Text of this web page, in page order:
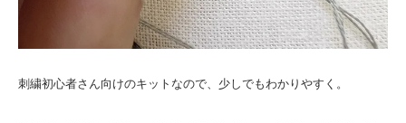
刺繍初心者さん向けのキットなので、少しでもわかりやすく。